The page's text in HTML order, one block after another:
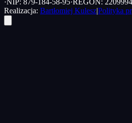
Realizacja: Bartłomiej Kulesz|Polityka